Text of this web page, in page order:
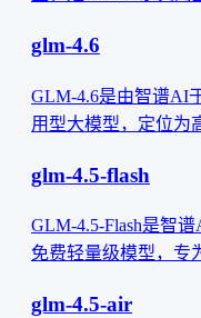
glm-4.6
‌GLM-4.6‌是由智谱AI
用型大模型，定位为
glm-4.5-flash
‌GLM-4.5-Flash‌是智
免费轻量级模型‌，专
glm-4.5-air